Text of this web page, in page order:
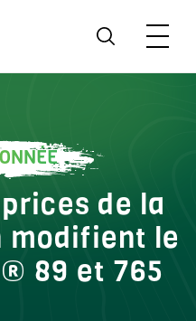
de la
modifient le
89 et 765